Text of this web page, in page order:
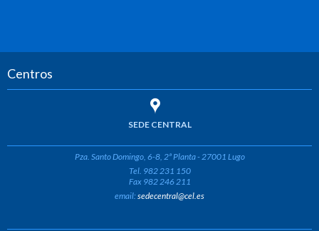
Centros
SEDE CENTRAL
Pza. Santo Domingo, 6-8, 2ª Planta - 27001 Lugo
Tel. 982 231 150
Fax 982 246 211
email:sedecentral@cel.es